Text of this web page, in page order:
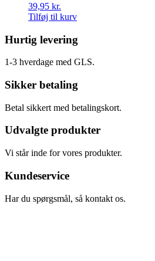
39,95 kr.
Tilføj til kurv
Hurtig levering
1-3 hverdage med GLS.
Sikker betaling
Betal sikkert med betalingskort.
Udvalgte produkter
Vi står inde for vores produkter.
Kundeservice
Har du spørgsmål, så kontakt os.